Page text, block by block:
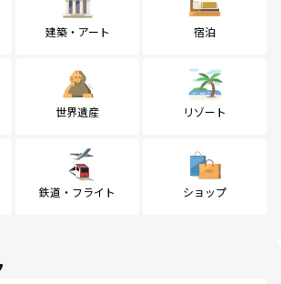
建築・アート 宿泊
世界遺産 リゾート
鉄道・フライト ショップ